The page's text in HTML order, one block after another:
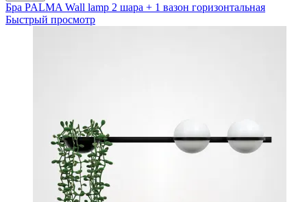
Бра PALMA Wall lamp 2 шара + 1 вазон горизонтальная
Быстрый просмотр